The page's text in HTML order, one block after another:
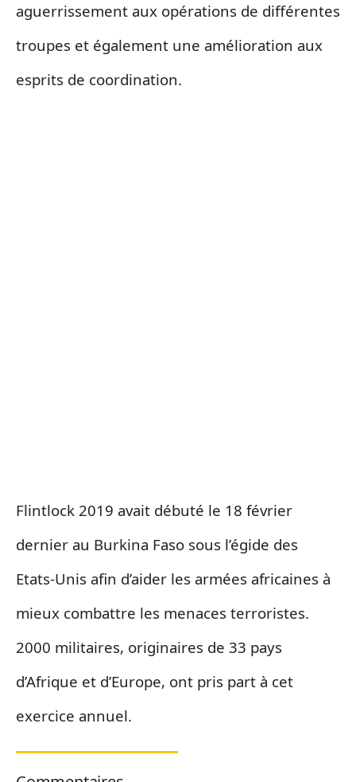
aguerrissement aux opérations de différentes
troupes et également une amélioration aux
esprits de coordination.
Flintlock 2019 avait débuté le 18 février
dernier au Burkina Faso sous l’égide des
Etats-Unis afin d’aider les armées africaines à
mieux combattre les menaces terroristes.
2000 militaires, originaires de 33 pays
d’Afrique et d’Europe, ont pris part à cet
exercice annuel.